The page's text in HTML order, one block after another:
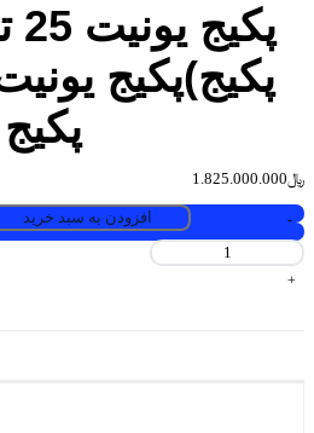
پکیج)پکیج
پکیج
﷼1.825.000.000
-
پکیج
یونیت
25
+
افزودن به سبد خرید